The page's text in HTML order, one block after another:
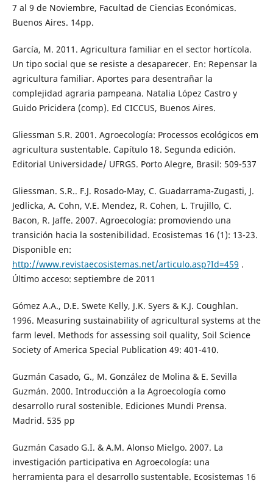
7 al 9 de Noviembre, Facultad de Ciencias Económicas.
Buenos Aires. 14pp.
García, M. 2011. Agricultura familiar en el sector hortícola.
Un tipo social que se resiste a desaparecer. En: Repensar la
agricultura familiar. Aportes para desentrañar la
complejidad agraria pampeana. Natalia López Castro y
Guido Pricidera (comp). Ed CICCUS, Buenos Aires.
Gliessman S.R. 2001. Agroecología: Processos ecológicos em
agricultura sustentable. Capítulo 18. Segunda edición.
Editorial Universidade/ UFRGS. Porto Alegre, Brasil: 509-537
Gliessman. S.R.. F.J. Rosado-May, C. Guadarrama-Zugasti, J.
Jedlicka, A. Cohn, V.E. Mendez, R. Cohen, L. Trujillo, C.
Bacon, R. Jaffe. 2007. Agroecología: promoviendo una
transición hacia la sostenibilidad. Ecosistemas 16 (1): 13-23.
Disponible en:
http://www.revistaecosistemas.net/articulo.asp?Id=459 .
Último acceso: septiembre de 2011
Gómez A.A., D.E. Swete Kelly, J.K. Syers & K.J. Coughlan.
1996. Measuring sustainability of agricultural systems at the
farm level. Methods for assessing soil quality, Soil Science
Society of America Special Publication 49: 401-410.
Guzmán Casado, G., M. González de Molina & E. Sevilla
Guzmán. 2000. Introducción a la Agroecología como
desarrollo rural sostenible. Ediciones Mundi Prensa.
Madrid. 535 pp
Guzmán Casado G.I. & A.M. Alonso Mielgo. 2007. La
investigación participativa en Agroecología: una
herramienta para el desarrollo sustentable. Ecosistemas 16